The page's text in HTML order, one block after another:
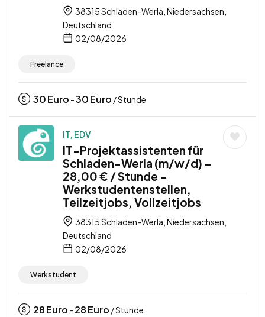
38315 Schladen-Werla, Niedersachsen,
Deutschland
02/08/2026
Freelance
30Euro -30Euro / Stunde
IT, EDV
IT-Projektassistenten für
Schladen-Werla (m/w/d) –
28,00 € / Stunde –
Werkstudentenstellen,
Teilzeitjobs, Vollzeitjobs
38315 Schladen-Werla, Niedersachsen,
Deutschland
02/08/2026
Werkstudent
28Euro - 28Euro / Stunde